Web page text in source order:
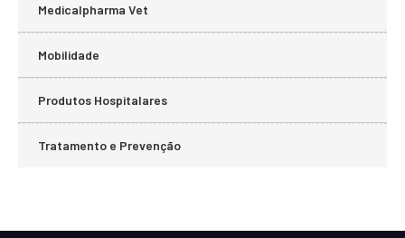
Medicalpharma Vet
Mobilidade
Produtos Hospitalares
Tratamento e Prevenção